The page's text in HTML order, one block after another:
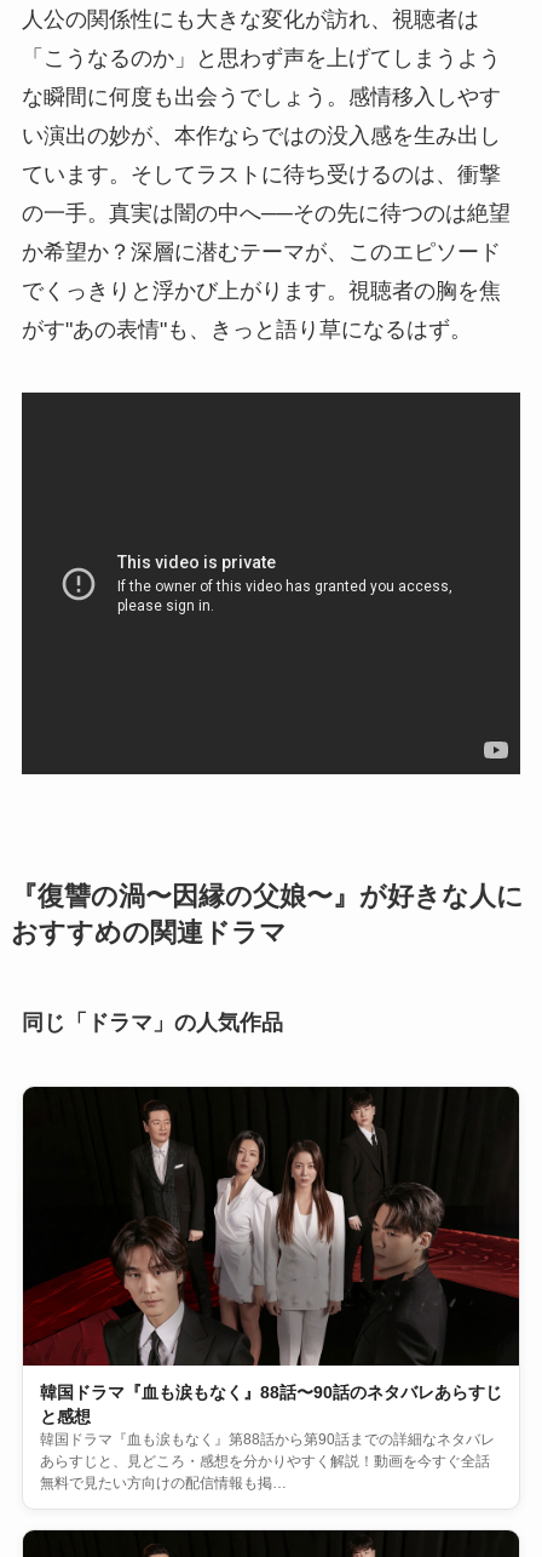
人公の関係性にも大きな変化が訪れ、視聴者は
「こうなるのか」と思わず声を上げてしまうよう
な瞬間に何度も出会うでしょう。感情移入しやす
い演出の妙が、本作ならではの没入感を生み出し
ています。そしてラストに待ち受けるのは、衝撃
の一手。真実は闇の中へ──その先に待つのは絶望
か希望か？深層に潜むテーマが、このエピソード
でくっきりと浮かび上がります。視聴者の胸を焦
がす"あの表情"も、きっと語り草になるはず。
『復讐の渦〜因縁の父娘〜』が好きな人に
おすすめの関連ドラマ
同じ「ドラマ」の人気作品
韓国ドラマ『血も涙もなく』88話〜90話のネタバレあらすじ
と感想
韓国ドラマ『血も涙もなく』第88話から第90話までの詳細なネタバレ
あらすじと、見どころ・感想を分かりやすく解説！動画を今すぐ全話
無料で見たい方向けの配信情報も掲…